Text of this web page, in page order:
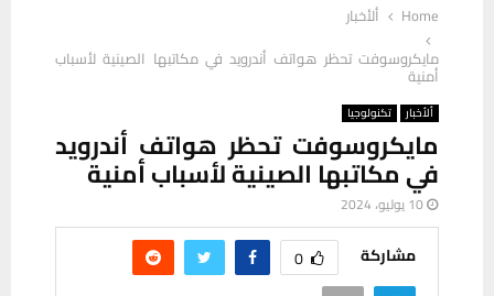
Home
ألأخبار
مايكروسوفت تحظر هواتف أندرويد في مكاتبها الصينية لأسباب
أمنية
ألأخبار تكنولوجيا
مايكروسوفت تحظر هواتف أندرويد
في مكاتبها الصينية لأسباب أمنية
10 يوليو، 2024
مشاركة 0